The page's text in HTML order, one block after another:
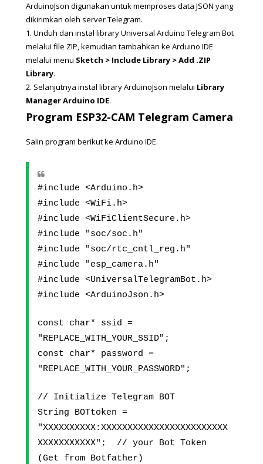
ArduinoJson digunakan untuk memproses data JSON yang
dikirimkan oleh server Telegram.
1. Unduh dan instal library Universal Arduino Telegram Bot
melalui file ZIP, kemudian tambahkan ke Arduino IDE
melalui menu Sketch > Include Library > Add .ZIP
Library.
2. Selanjutnya instal library ArduinoJson melalui Library
Manager Arduino IDE.
Program ESP32-CAM Telegram Camera
Salin program berikut ke Arduino IDE.
#include <Arduino.h>
#include <WiFi.h>
#include <WiFiClientSecure.h>
#include "soc/soc.h"
#include "soc/rtc_cntl_reg.h"
#include "esp_camera.h"
#include <UniversalTelegramBot.h>
#include <ArduinoJson.h>
const char* ssid =
"REPLACE_WITH_YOUR_SSID";
const char* password =
"REPLACE_WITH_YOUR_PASSWORD";
// Initialize Telegram BOT
String BOTtoken =
"XXXXXXXXXX:XXXXXXXXXXXXXXXXXXXXXXXX
XXXXXXXXXXX";  // your Bot Token
(Get from Botfather)